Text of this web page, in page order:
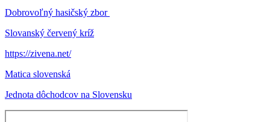
Dobrovoľný hasičský zbor
Slovanský červený kríž
https://zivena.net/
Matica slovenská
Jednota dôchodcov na Slovensku